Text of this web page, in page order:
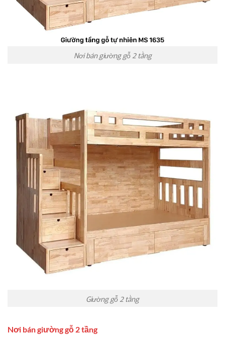
Nơi bán giường gỗ 2 tầng
Giường gỗ 2 tầng
Nơi bán giường gỗ 2 tầng